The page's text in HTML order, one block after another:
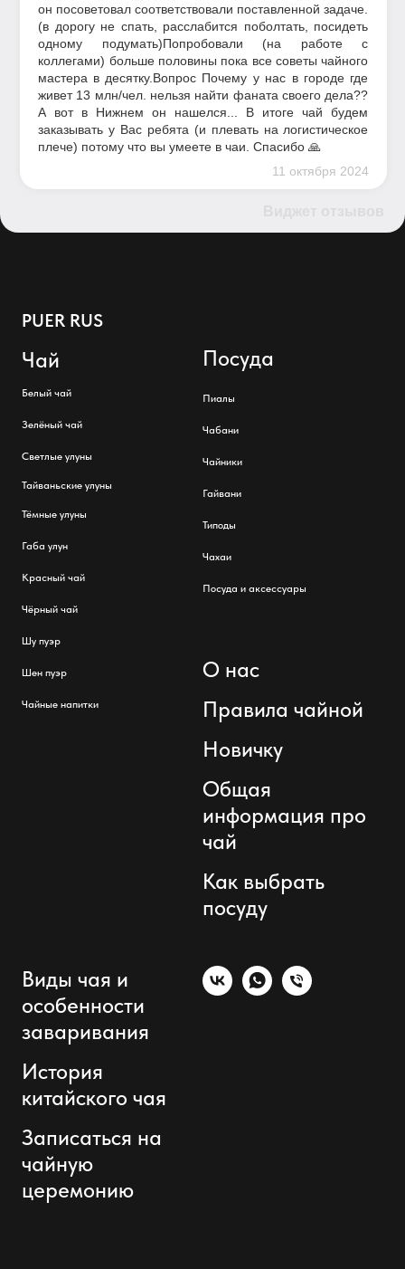
он посоветовал соответствовали поставленной задаче.
(в дорогу не спать, расслабится поболтать, посидеть
одному подумать)Попробовали (на работе с
коллегами) больше половины пока все советы чайного
мастера в десятку.Вопрос Почему у нас в городе где
живет 13 млн/чел. нельзя найти фаната своего дела??
А вот в Нижнем он нашелся... В итоге чай будем
заказывать у Вас ребята (и плевать на логистическое
плече) потому что вы умеете в чаи. Спасибо 🙏
11 октября 2024
PUER RUS
Чай
Белый чай
Зелёный чай
Светлые улуны
Тайваньские улуны
Тёмные улуны
Габа улун
Красный чай
Чёрный чай
Шу пуэр
Шен пуэр
Чайные напитки
Посуда
Пиалы
Чабани
Чайники
Гайвани
Типоды
Чахаи
Посуда и аксессуары
О нас
Правила чайной
Новичку
Общая
информация про
чай
Как выбрать
посуду
Виды чая и
особенности
заваривания
История
китайского чая
Записаться на
чайную
церемонию